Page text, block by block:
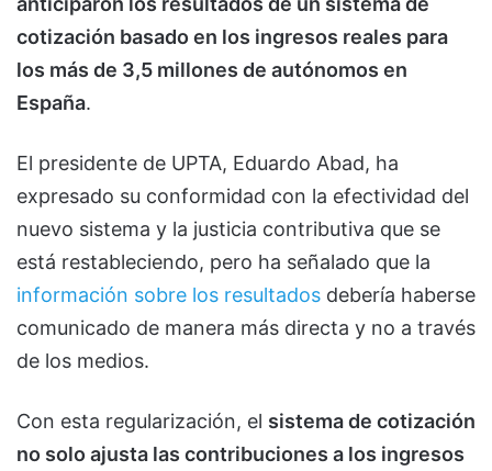
cotización basado en los ingresos reales para
los más de 3,5 millones de autónomos en
España.
El presidente de UPTA, Eduardo Abad, ha
expresado su conformidad con la efectividad del
nuevo sistema y la justicia contributiva que se
está restableciendo, pero ha señalado que la
información sobre los resultados debería haberse
comunicado de manera más directa y no a través
de los medios.
Con esta regularización, el sistema de cotización
no solo ajusta las contribuciones a los ingresos